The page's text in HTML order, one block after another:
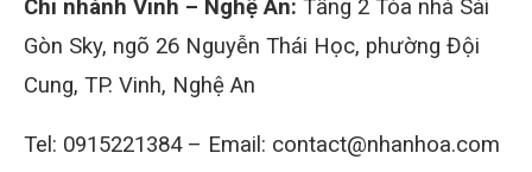
Chi nhánh Vinh – Nghệ An: Tầng 2 Tòa nhà Sài
Gòn Sky, ngõ 26 Nguyễn Thái Học, phường Đội
Cung, TP. Vinh, Nghệ An
Tel: 0915221384 – Email: contact@nhanhoa.com